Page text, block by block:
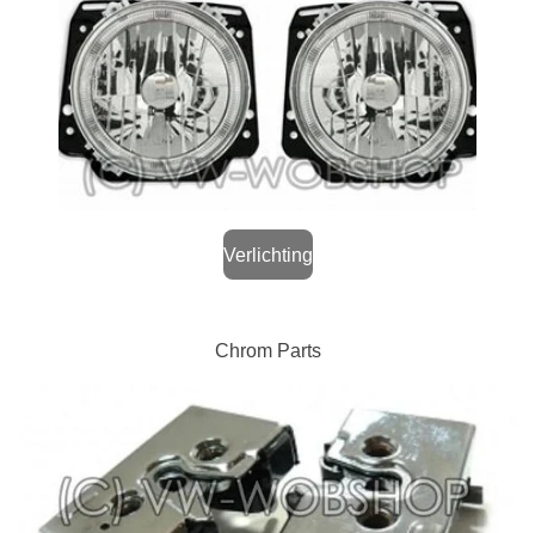
Verlichting
Chrom Parts